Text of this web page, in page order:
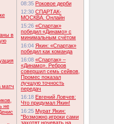
в
матч
не
08:35 Роковое дерби
12:30 СПАРТАК-
МОСКВА. Онлайн
15:26 «Спартак»
победил «Динамо» с
минимальным счётом
16:04 Якин: «Спартак»
победил как команда
16:08 «Спартак» –
«Динамо». Ребров
совершил семь сейвов,
Промес показал
лучшую точность
передач
16:18 Евгений Ловчев:
Что придумал Якин!
16:25 Мурат Якин:
"Возможно,игроки сами
захотят ночевать на